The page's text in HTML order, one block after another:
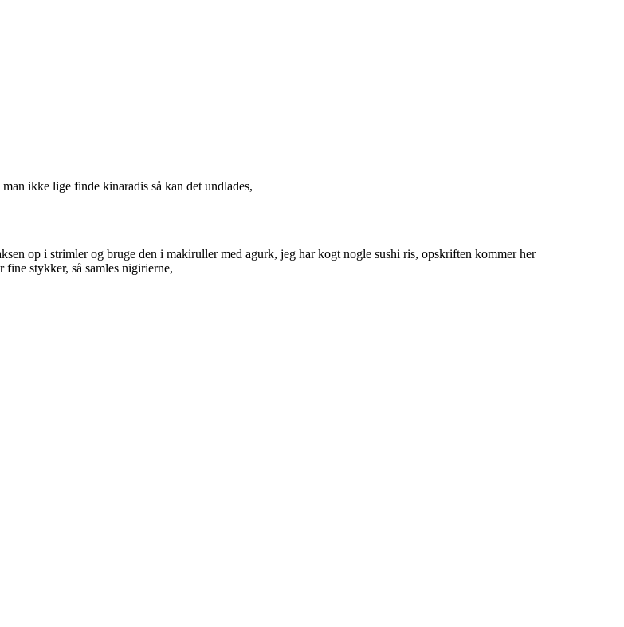
ikke lige finde kinaradis så kan det undlades,
op i strimler og bruge den i makiruller med agurk, jeg har kogt nogle sushi ris, opskriften kommer her
stykker, så samles nigirierne,